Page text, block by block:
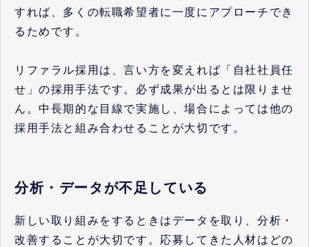
すれば、多くの転職希望者に一度にアプローチでき
るためです。
リファラル採用は、言い方を変えれば「自社社員任
せ」の採用手法です。必ず成果が出るとは限りませ
ん。中長期的な目線で実施し、場合によっては他の
採用手法と組み合わせることが大切です。
分析・データが不足している
新しい取り組みをするときはデータを取り、分析・
改善することが大切です。応募してきた人材はどの